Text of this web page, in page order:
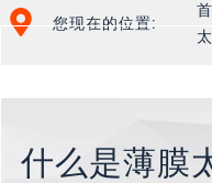
您现在的位置:
什么是薄膜